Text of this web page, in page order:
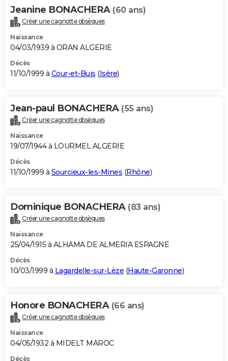
Jeanine BONACHERA (60 ans)
Créer une cagnotte obsèques
Naissance
04/03/1939 à ORAN ALGERIE
Décès
11/10/1999 à Cour-et-Buis (Isère)
Jean-paul BONACHERA (55 ans)
Créer une cagnotte obsèques
Naissance
19/07/1944 à LOURMEL ALGERIE
Décès
11/10/1999 à Sourcieux-les-Mines (Rhône)
Dominique BONACHERA (83 ans)
Créer une cagnotte obsèques
Naissance
25/04/1915 à ALHAMA DE ALMERIA ESPAGNE
Décès
10/03/1999 à Lagardelle-sur-Lèze (Haute-Garonne)
Honore BONACHERA (66 ans)
Créer une cagnotte obsèques
Naissance
04/05/1932 à MIDELT MAROC
Décès